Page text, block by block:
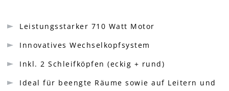
Leistungsstarker 710 Watt Motor
Innovatives Wechselkopfsystem
Inkl. 2 Schleifköpfen (eckig + rund)
Ideal für beengte Räume sowie auf Leitern und